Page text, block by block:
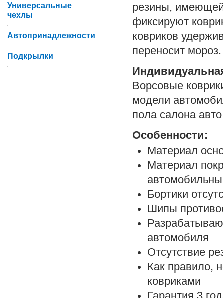
резины,
фиксируют
ковриков
переносит мороз.
Ворсовые
модели
пола салона
Особенности:
Материал
Материал
Бортики
Шипы
автомобиля
Отсутствие
Как правило,
ковриками
Универсальные
чехлы
Автопринадлежности
Подкрылки